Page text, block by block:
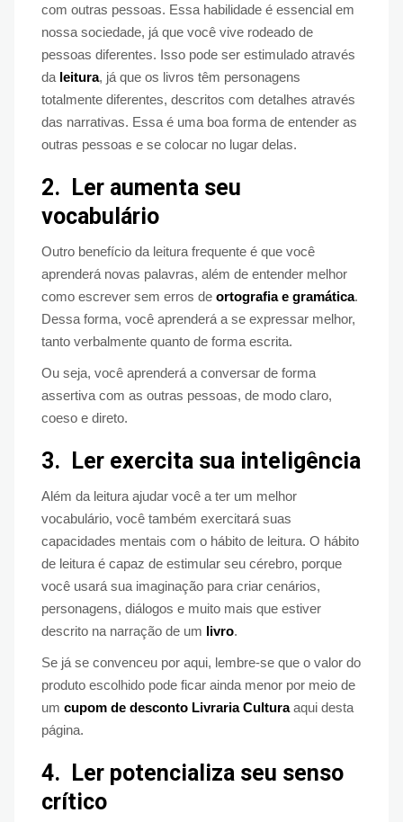
com outras pessoas. Essa habilidade é essencial em
nossa sociedade, já que você vive rodeado de
pessoas diferentes. Isso pode ser estimulado através
da leitura, já que os livros têm personagens
totalmente diferentes, descritos com detalhes através
das narrativas. Essa é uma boa forma de entender as
outras pessoas e se colocar no lugar delas.
2. Ler aumenta seu
vocabulário
Outro benefício da leitura frequente é que você
aprenderá novas palavras, além de entender melhor
como escrever sem erros de ortografia e gramática.
Dessa forma, você aprenderá a se expressar melhor,
tanto verbalmente quanto de forma escrita.
Ou seja, você aprenderá a conversar de forma
assertiva com as outras pessoas, de modo claro,
coeso e direto.
3. Ler exercita sua inteligência
Além da leitura ajudar você a ter um melhor
vocabulário, você também exercitará suas
capacidades mentais com o hábito de leitura. O hábito
de leitura é capaz de estimular seu cérebro, porque
você usará sua imaginação para criar cenários,
personagens, diálogos e muito mais que estiver
descrito na narração de um livro.
Se já se convenceu por aqui, lembre-se que o valor do
produto escolhido pode ficar ainda menor por meio de
um cupom de desconto Livraria Culturaaqui desta
página.
4. Ler potencializa seu senso
crítico